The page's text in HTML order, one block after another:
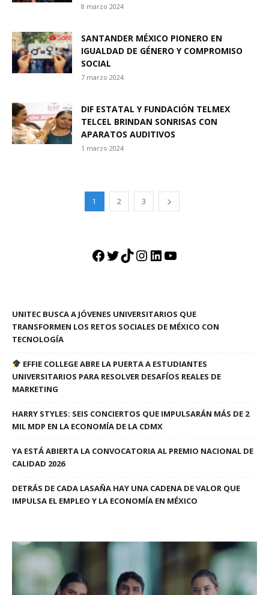
8 marzo 2024
SANTANDER MÉXICO PIONERO EN
IGUALDAD DE GÉNERO Y COMPROMISO
SOCIAL
7 marzo 2024
DIF ESTATAL Y FUNDACIÓN TELMEX
TELCEL BRINDAN SONRISAS CON
APARATOS AUDITIVOS
1 marzo 2024
1 2 3
Facebook
Twitter
TikTok
Instagram
LinkedIn
YouTube
UNITEC BUSCA A JÓVENES UNIVERSITARIOS QUE
TRANSFORMEN LOS RETOS SOCIALES DE MÉXICO CON
TECNOLOGÍA
EFFIE COLLEGE ABRE LA PUERTA A ESTUDIANTES
UNIVERSITARIOS PARA RESOLVER DESAFÍOS REALES DE
MARKETING
HARRY STYLES: SEIS CONCIERTOS QUE IMPULSARÁN MÁS DE 2
MIL MDP EN LA ECONOMÍA DE LA CDMX
YA ESTÁ ABIERTA LA CONVOCATORIA AL PREMIO NACIONAL DE
CALIDAD 2026
DETRÁS DE CADA LASAÑA HAY UNA CADENA DE VALOR QUE
IMPULSA EL EMPLEO Y LA ECONOMÍA EN MÉXICO